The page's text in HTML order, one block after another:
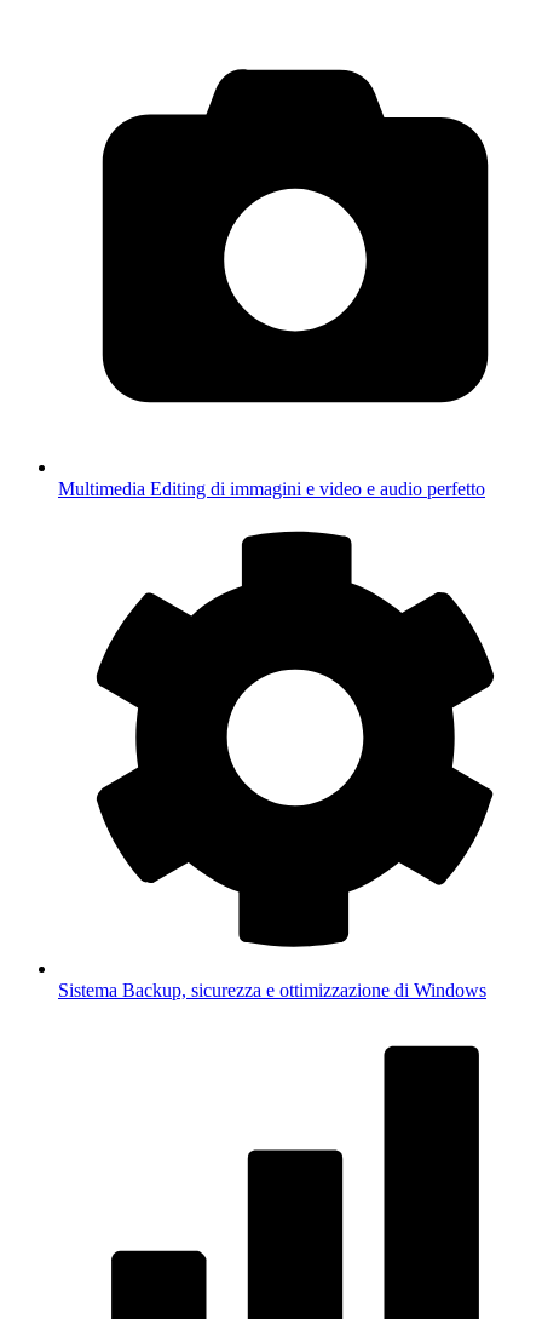
Multimedia Editing di immagini e video e audio perfetto
Sistema Backup, sicurezza e ottimizzazione di Windows